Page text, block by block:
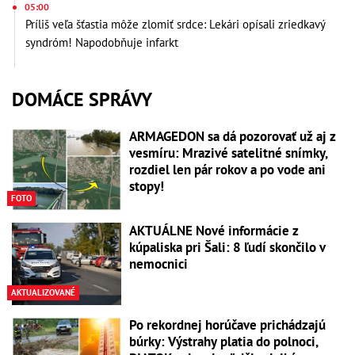
05:00
Príliš veľa šťastia môže zlomiť srdce: Lekári opísali zriedkavý
syndróm! Napodobňuje infarkt
DOMÁCE SPRÁVY
FOTO
ARMAGEDON sa dá pozorovať už aj z
vesmíru: Mrazivé satelitné snímky,
rozdiel len pár rokov a po vode ani
stopy!
AKTUALIZOVANÉ
AKTUÁLNE Nové informácie z
kúpaliska pri Šali: 8 ľudí skončilo v
nemocnici
Po rekordnej horúčave prichádzajú
búrky: Výstrahy platia do polnoci,